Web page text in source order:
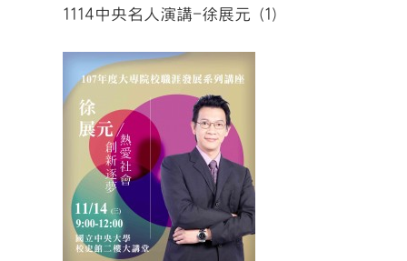
1114中央名人演講-徐展元 (1)